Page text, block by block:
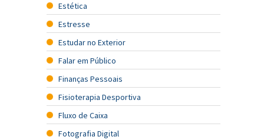
Estética
Estresse
Estudar no Exterior
Falar em Público
Finanças Pessoais
Fisioterapia Desportiva
Fluxo de Caixa
Fotografia Digital